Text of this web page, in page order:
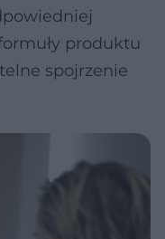
produktu
spojrzenie